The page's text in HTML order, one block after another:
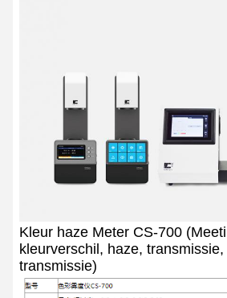
Kleur haze Meter CS-700
kleurverschil, haze,
transmissie)